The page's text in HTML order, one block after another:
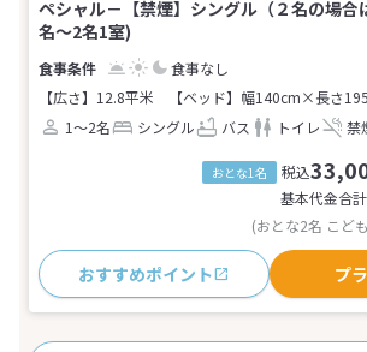
ペシャル－【禁煙】シングル（２名の場合
名～2名1室)
食事なし
【広さ】12.8平米
【ベッド】幅140cm×長さ
1～2名
シングル バス トイレ 禁
おとな1名 税込
基本代金合計
(おとな2名 こど
おすすめポイント プ